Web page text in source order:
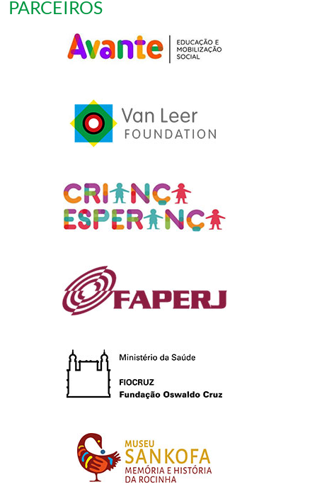
PARCEIROS